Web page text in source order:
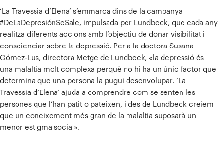
‘La Travessia d’Elena’ s’emmarca dins de la campanya
#DeLaDepresiónSeSale, impulsada per Lundbeck, que cada any
realitza diferents accions amb l’objectiu de donar visibilitat i
conscienciar sobre la depressió. Per a la doctora Susana
Gómez-Lus, directora Metge de Lundbeck, «la depressió és
una malaltia molt complexa perquè no hi ha un únic factor que
determina que una persona la pugui desenvolupar. ‘La
Travessia d’Elena’ ajuda a comprendre com se senten les
persones que l’han patit o pateixen, i des de Lundbeck creiem
que un coneixement més gran de la malaltia suposarà un
menor estigma social».